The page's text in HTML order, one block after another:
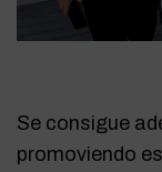
Se consigue
promoviendo